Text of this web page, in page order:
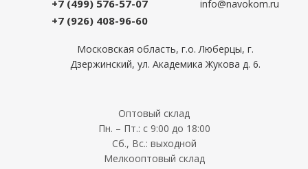
+7 (499) 576-57-07
+7 (926) 408-96-60
info@navokom.ru
Московская область, г.о. Люберцы, г.
Дзержинский, ул. Академика Жукова д. 6.
Оптовый склад
Пн. – Пт.: с 9:00 до 18:00
Сб., Вс.: выходной
Мелкооптовый склад